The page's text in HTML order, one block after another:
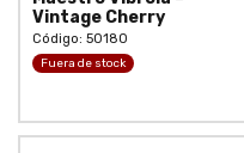
Vintage Cherry
Código: 50180
Fuera de stock